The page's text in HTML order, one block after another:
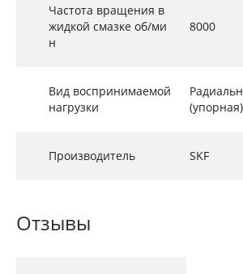
Частота вращения в
жидкой смазке об/ми
н
8000
Вид воспринимаемой
нагрузки
(упорная)
Производитель SKF
Отзывы